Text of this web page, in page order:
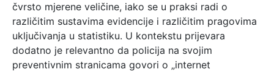
čvrsto mjerene veličine, iako se u praksi radi o
različitim sustavima evidencije i različitim pragovima
uključivanja u statistiku. U kontekstu prijevara
dodatno je relevantno da policija na svojim
preventivnim stranicama govori o „internet